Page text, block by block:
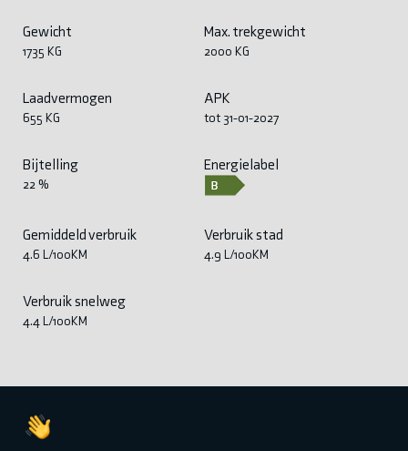
Gewicht
1735 KG
Max. trekgewicht
2000 KG
Laadvermogen
655 KG
APK
tot 31-01-2027
Bijtelling
22 %
Energielabel
Gemiddeld verbruik
4.6 L/100KM
Verbruik stad
4.9 L/100KM
Verbruik snelweg
4.4 L/100KM